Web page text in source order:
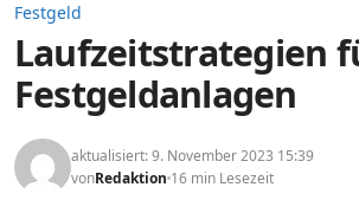
Festgeld
Laufzeitstrategien
Festgeldanlagen
aktualisiert: 9. November 2023 15:39
vonRedaktion 16 min Lesezeit